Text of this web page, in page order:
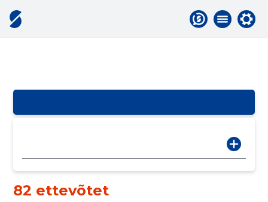
82 ettevõtet